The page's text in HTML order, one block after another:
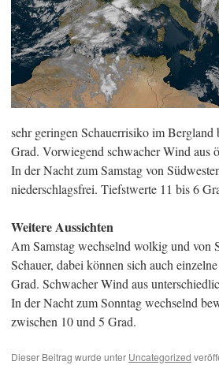
sehr geringen Schauerrisiko im
Grad. Vorwiegend schwacher Wind aus
In der Nacht zum Samstag von
niederschlagsfrei. Tiefstwerte 11 bis 6
Weitere Aussichten
Am Samstag wechselnd wolkig und von
Schauer, dabei können sich auch
Grad. Schwacher Wind aus
In der Nacht zum Sonntag wechselnd
zwischen 10 und 5 Grad.
Dieser Beitrag wurde unter Uncategorized